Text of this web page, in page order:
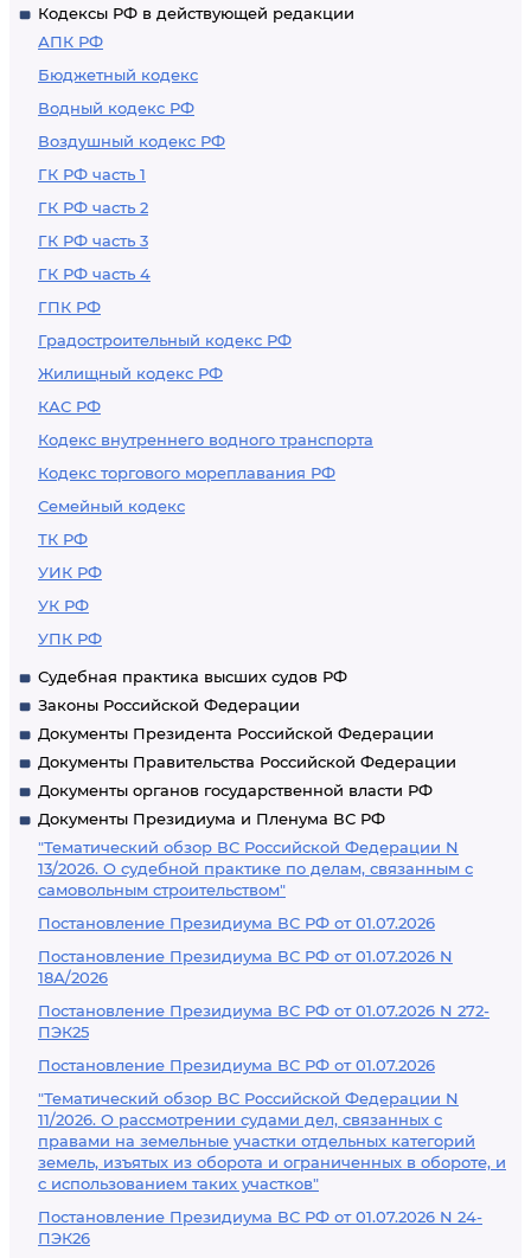
Кодексы РФ в действующей редакции
АПК РФ
Бюджетный кодекс
Водный кодекс РФ
Воздушный кодекс РФ
ГК РФ часть 1
ГК РФ часть 2
ГК РФ часть 3
ГК РФ часть 4
ГПК РФ
Градостроительный кодекс РФ
Жилищный кодекс РФ
КАС РФ
Кодекс внутреннего водного транспорта
Кодекс торгового мореплавания РФ
Семейный кодекс
ТК РФ
УИК РФ
УК РФ
УПК РФ
Судебная практика высших судов РФ
Законы Российской Федерации
Документы Президента Российской Федерации
Документы Правительства Российской Федерации
Документы органов государственной власти РФ
Документы Президиума и Пленума ВС РФ
"Тематический обзор ВС Российской Федерации N
13/2026. О судебной практике по делам, связанным с
самовольным строительством"
Постановление Президиума ВС РФ от 01.07.2026
Постановление Президиума ВС РФ от 01.07.2026 N
18А/2026
Постановление Президиума ВС РФ от 01.07.2026 N 272-
ПЭК25
Постановление Президиума ВС РФ от 01.07.2026
"Тематический обзор ВС Российской Федерации N
11/2026. О рассмотрении судами дел, связанных с
правами на земельные участки отдельных категорий
земель, изъятых из оборота и ограниченных в обороте, и
с использованием таких участков"
Постановление Президиума ВС РФ от 01.07.2026 N 24-
ПЭК26